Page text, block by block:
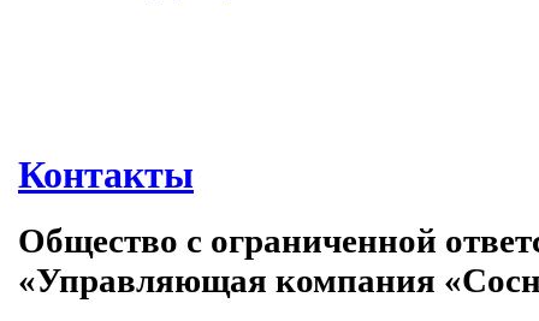
Контакты
Общество с ограниченной
«Управляющая компания